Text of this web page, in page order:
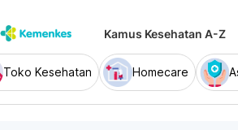
Kamus Kesehatan A-Z
Toko Kesehatan Homecare